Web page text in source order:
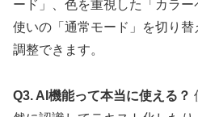
ード」、色を重視した「カラ
使いの「通常モード」を切り
調整できます。
Q3. AI機能って本当に使える？